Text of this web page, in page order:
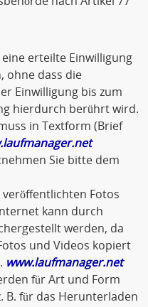
erteilte Einwilligung
ohne dass die
Einwilligung bis zum
hierdurch berührt wird.
in Textform (Brief
Sie bitte dem
veröffentlichten Fotos
kann durch
werden, da
und Videos kopiert
www.laufmanager.net
für Art und Form
B. für das Herunterladen